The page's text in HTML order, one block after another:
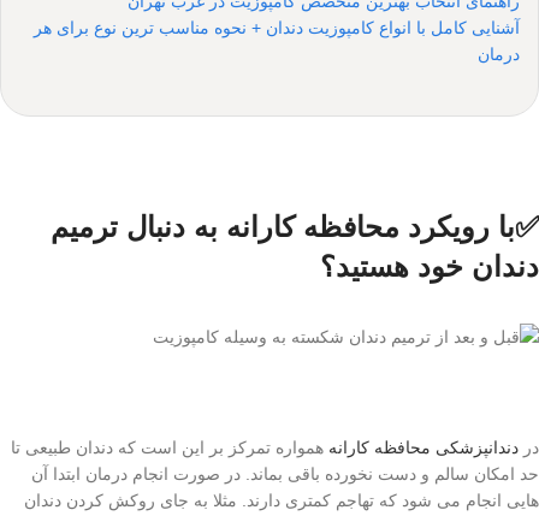
آشنایی کامل با انواع کامپوزیت دندان + نحوه مناسب ترین نوع برای هر
درمان
✅با رویکرد محافظه کارانه به دنبال ترمیم
دندان خود هستید؟
در دندانپزشکی محافظه کارانه همواره تمرکز بر این است که دندان طبیعی تا
حد امکان سالم و دست نخورده باقی بماند. در صورت انجام درمان ابتدا آن
هایی انجام می شود که تهاجم کمتری دارند. مثلا به جای روکش کردن دندان